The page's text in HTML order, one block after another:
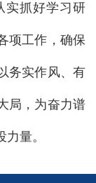
实抓好学习研
项工作，确保
务实作风、有
局，为奋力谱
量。